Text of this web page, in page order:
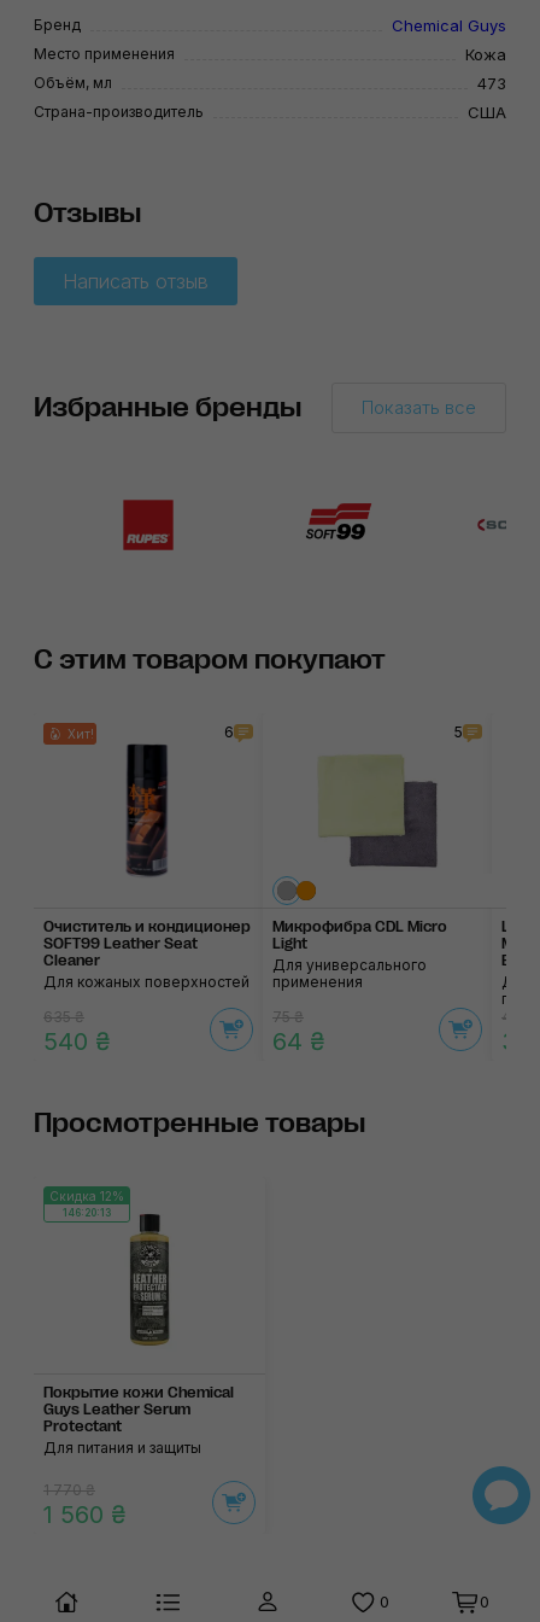
Бренд Chemical Guys
Место применения Кожа
Объём, мл 473
Страна-производитель США
Отзывы
Написать отзыв
Избранные бренды Показать все
С этим товаром покупают
Хит! 6
Очиститель и кондици­онер
SOFT99 Leather Seat
Cleaner
Для кожаных поверхностей
635 ₴
540 ₴
5
Микрофибра CDL Micro
Light
Для универсального
применения
75 ₴
64 ₴
Для
405
Просмотренные товары
Скидка 12%
146:20:13
Покрытие кожи Chemical
Guys Leather Serum
Protectant
Для питания и защиты
1 770 ₴
1 560 ₴
0 0